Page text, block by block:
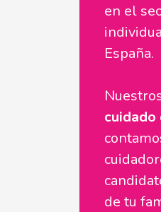
en el
España.
cuidado
de tu